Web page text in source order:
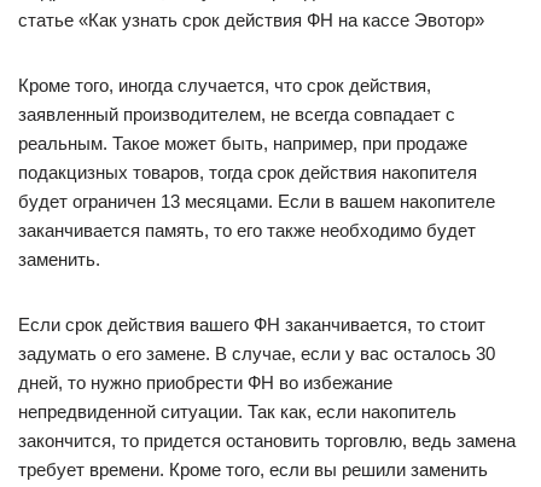
статье «Как узнать срок действия ФН на кассе Эвотор»
Кроме того, иногда случается, что срок действия,
заявленный производителем, не всегда совпадает с
реальным. Такое может быть, например, при продаже
подакцизных товаров, тогда срок действия накопителя
будет ограничен 13 месяцами. Если в вашем накопителе
заканчивается память, то его также необходимо будет
заменить.
Если срок действия вашего ФН заканчивается, то стоит
задумать о его замене. В случае, если у вас осталось 30
дней, то нужно приобрести ФН во избежание
непредвиденной ситуации. Так как, если накопитель
закончится, то придется остановить торговлю, ведь замена
требует времени. Кроме того, если вы решили заменить